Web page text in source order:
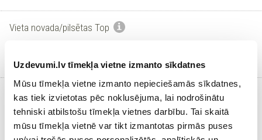
Uzdevumi.lv tīmekļa vietne izmanto sīkdatnes
Mūsu tīmekļa vietne izmanto nepieciešamās sīkdatnes,
kas tiek izvietotas pēc noklusējuma, lai nodrošinātu
tehniski atbilstošu tīmekļa vietnes darbību. Tai skaitā
mūsu tīmekļa vietnē var tikt izmantotas pirmās puses
Vieta novada/pilsētas Top
Aktīvi skolēni
0/0